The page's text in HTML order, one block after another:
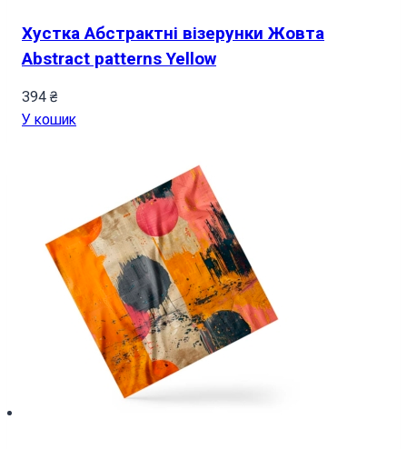
Хустка Абстрактні візерунки Жовта
Abstract patterns Yellow
394 ₴
У кошик